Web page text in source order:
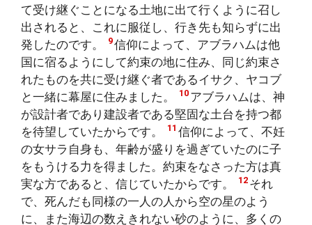
て受け継ぐことになる土地に出て行くように召し
出されると、これに服従し、行き先も知らずに出
発したのです。
9信仰によって、アブラハムは他
国に宿るようにして約束の地に住み、同じ約束さ
れたものを共に受け継ぐ者であるイサク、ヤコブ
と一緒に幕屋に住みました。
10 アブラハムは、神
が設計者であり建設者である堅固な土台を持つ都
を待望していたからです。
11 信仰によって、不妊
の女サラ自身も、年齢が盛りを過ぎていたのに子
をもうける力を得ました。約束をなさった方は真
実な方であると、信じていたからです。
12 それ
で、死んだも同様の一人の人から空の星のよう
に、また海辺の数えきれない砂のように、多くの